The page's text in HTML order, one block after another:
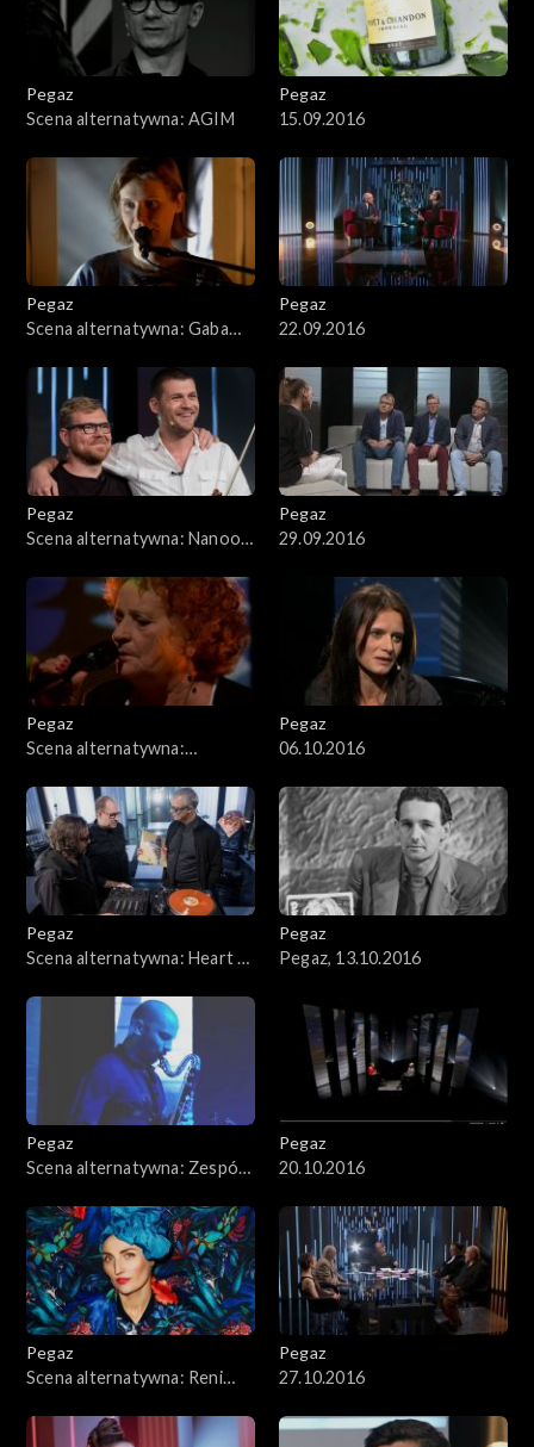
Pegaz
Scena alternatywna: AGIM
Pegaz
15.09.2016
Pegaz
Scena alternatywna: Gaba
Pegaz
22.09.2016
Pegaz
Scena alternatywna: Nanook
Pegaz
29.09.2016
Pegaz
Scena alternatywna:
Rogiński
Pegaz
06.10.2016
Pegaz
Scena alternatywna: Heart &
Pegaz
Pegaz, 13.10.2016
Pegaz
Scena alternatywna: Zespół
Pegaz
20.10.2016
Pegaz
Scena alternatywna: Reni
Pegaz
27.10.2016